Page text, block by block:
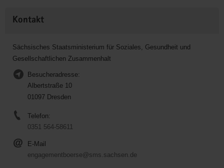
Kontakt
Sächsisches Staatsministerium für Soziales, Gesundheit und
Gesellschaftlichen Zusammenhalt
Besucheradresse:
Albertstraße 10
01097 Dresden
Telefon:
0351 564-58611
E-Mail
engagementboerse@sms.sachsen.de